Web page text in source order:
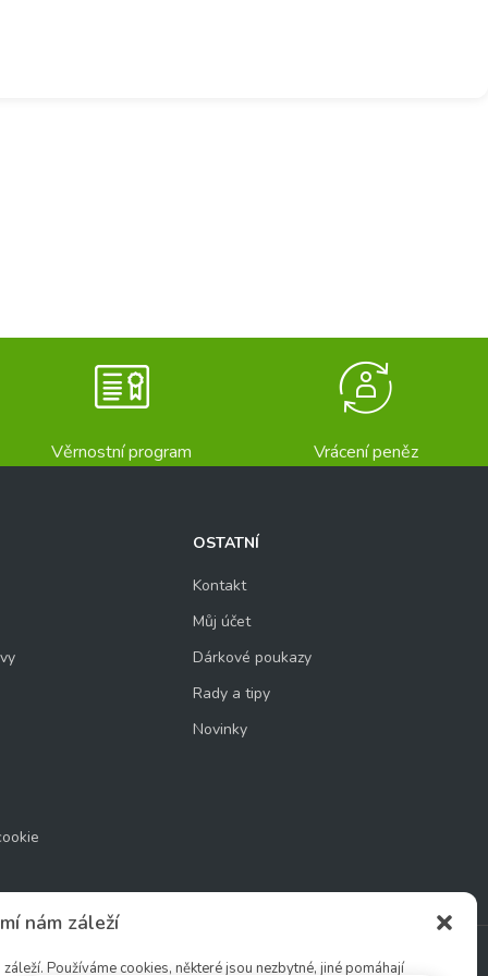
nám záleží
Používáme cookies, některé jsou nezbytné, jiné pomáhají
Věrnostní program Vrácení peněz
OSTATNÍ
Kontakt
Můj účet
Dárkové poukazy
Rady a tipy
Novinky